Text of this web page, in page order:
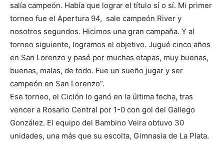
salía campeón. Había que lograr el título sí o sí. Mi primer
torneo fue el Apertura 94, sale campeón River y
nosotros segundos. Hicimos una gran campaña. Y al
torneo siguiente, logramos el objetivo. Jugué cinco años
en San Lorenzo y pasé por muchas etapas, muy buenas,
buenas, malas, de todo. Fue un sueño jugar y ser
campeón en San Lorenzo”.
Ese torneo, el Ciclón lo ganó en la última fecha, tras
vencer a Rosario Central por 1-0 con gol del Gallego
González. El equipo del Bambino Veira obtuvo 30
unidades, una más que su escolta, Gimnasia de La Plata.